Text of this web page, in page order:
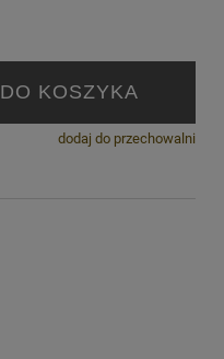
DO KOSZYKA
dodaj do przechowalni